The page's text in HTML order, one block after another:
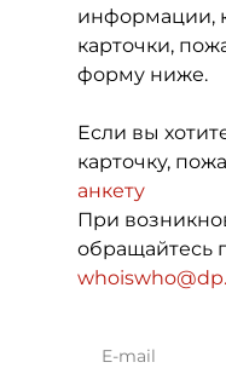
информации,
карточки,
форму ниже.
Если вы
карточку,
анкету
При
обращайтесь
E-mail